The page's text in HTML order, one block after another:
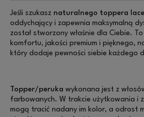
Jeśli szukasz naturalnego toppera lace
oddychający i zapewnia maksymalną
został stworzony właśnie dla Ciebie.
komfortu, jakości premium i pięknego,
który dodaje pewności siebie każdego
Topper/peruka wykonana jest z
farbowanych. W trakcie użytkowania i z
mogą tracić nadany im kolor, a odrost